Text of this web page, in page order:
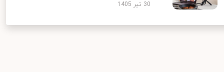
30 تیر 1405